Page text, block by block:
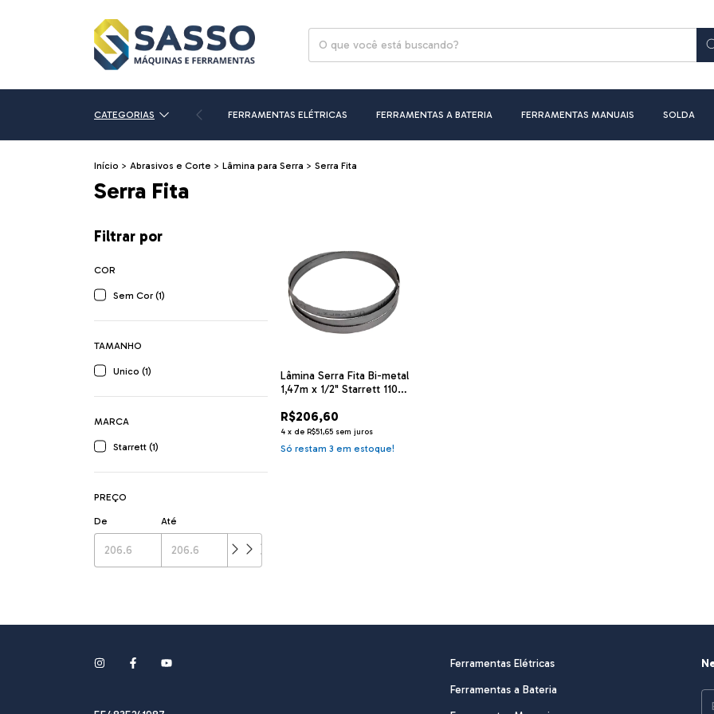
CATEGORIAS FERRAMENTAS ELÉTRICAS FERRAMENTAS A BATERIA FERRAMENTAS MANUAIS SOLDA
Início > Abrasivos e Corte > Lâmina para Serra > Serra Fita
Serra Fita
Filtrar por
COR
Sem Cor (1)
TAMANHO
Unico (1)
MARCA
Starrett (1)
PREÇO
De Até
Lâmina Serra Fita Bi-metal
1,47m x 1/2" Starrett 1101-
R$206,60
4 x deR$51,65 sem juros
Só restam3 em estoque!
Ferramentas Elétricas
Ferramentas a Bateria